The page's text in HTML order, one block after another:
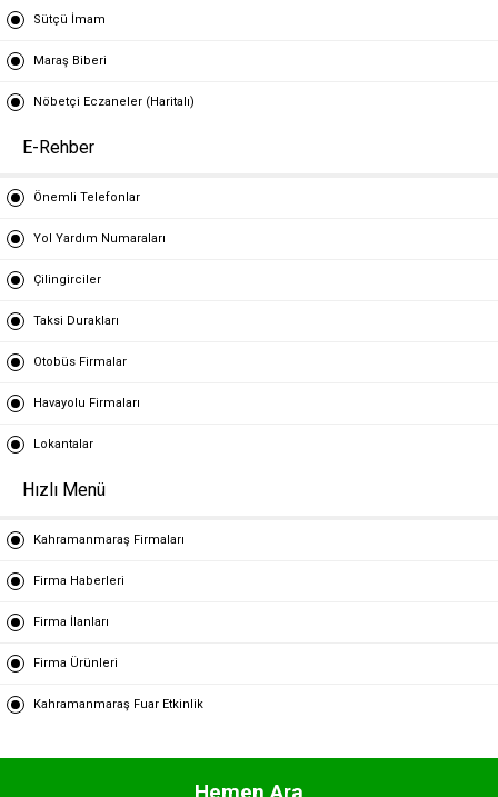
Sütçü İmam
Maraş Biberi
Nöbetçi Eczaneler (Haritalı)
E-Rehber
Önemli Telefonlar
Yol Yardım Numaraları
Çilingirciler
Taksi Durakları
Otobüs Firmalar
Havayolu Firmaları
Lokantalar
Hızlı Menü
Kahramanmaraş Firmaları
Firma Haberleri
Firma İlanları
Firma Ürünleri
Kahramanmaraş Fuar Etkinlik
Hemen Ara